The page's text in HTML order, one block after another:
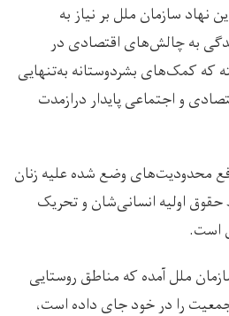
نهاد سازمان ملل بر نیاز به
به چالش‌های اقتصادی در
که کمک‌های بشردوستانه به‌تنهایی
و اجتماعی پایدار درازمدت
محدودیت‌های وضع شده علیه زنان
حقوق اولیه انسانی‌شان و تحریک
است.
ملل آمده که مناطق روستایی
۷۱ درصد از جمعیت را در خود جای داده است،